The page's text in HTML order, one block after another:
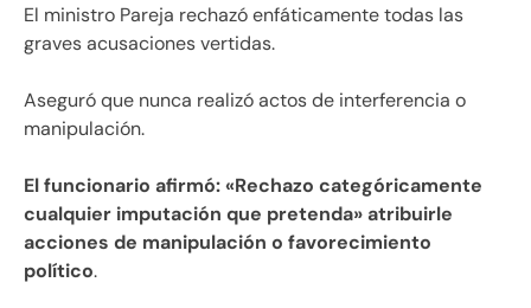
El ministro Pareja rechazó enfáticamente todas las
graves acusaciones vertidas.
Aseguró que nunca realizó actos de interferencia o
manipulación.
El funcionario afirmó: «Rechazo categóricamente
cualquier imputación que pretenda» atribuirle
acciones de manipulación o favorecimiento
político.